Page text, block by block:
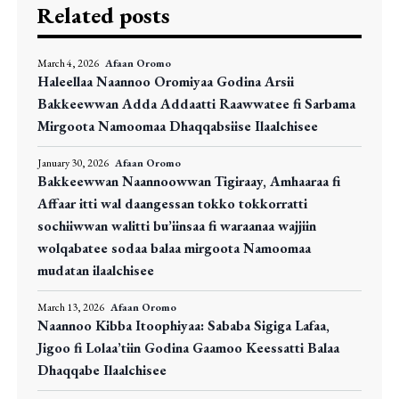
Related posts
March 4, 2026 Afaan Oromo
Haleellaa Naannoo Oromiyaa Godina Arsii
Bakkeewwan Adda Addaatti Raawwatee fi Sarbama
Mirgoota Namoomaa Dhaqqabsiise Ilaalchisee
January 30, 2026 Afaan Oromo
Bakkeewwan Naannoowwan Tigiraay, Amhaaraa fi
Affaar itti wal daangessan tokko tokkorratti
sochiiwwan walitti bu’iinsaa fi waraanaa wajjiin
wolqabatee sodaa balaa mirgoota Namoomaa
mudatan ilaalchisee
March 13, 2026 Afaan Oromo
Naannoo Kibba Itoophiyaa: Sababa Sigiga Lafaa,
Jigoo fi Lolaa’tiin Godina Gaamoo Keessatti Balaa
Dhaqqabe Ilaalchisee